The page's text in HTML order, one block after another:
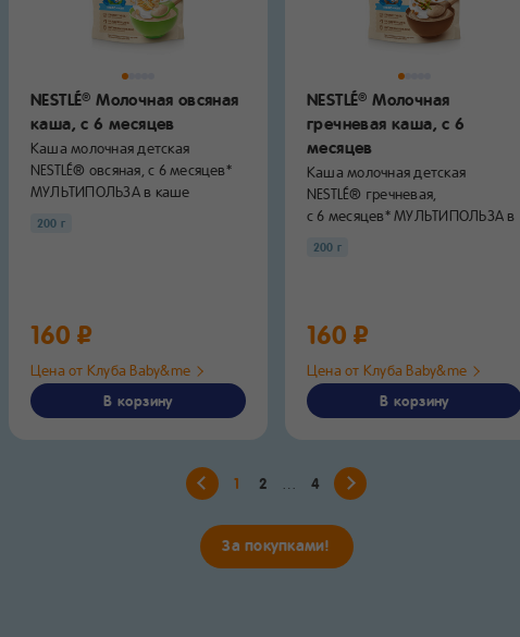
NESTLÉ® Молочная овсяная
каша,с 6 месяцев
Каша молочная детская
NESTLÉ® овсяная, с 6 месяцев*
МУЛЬТИПОЛЬЗА в каше
200 г
160 ₽
Цена от Клуба Baby&me
В корзину
NESTLÉ® Молочная
гречневая каша,с 6
месяцев
Каша молочная детская
NESTLÉ® гречневая,
с 6 месяцев* МУЛЬТИПОЛЬЗА в
200 г
160 ₽
Цена от Клуба Baby&me
В корзину
1 2 4
За покупками!